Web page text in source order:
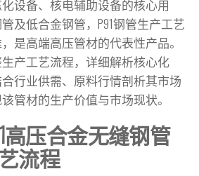
设备、核电辅助设备的核心用
及低合金钢管，P91钢管生产工艺
是高端高压管材的代表性产品。
产工艺流程，详细解析核心化
行业供需、原料行情剖析其市场
管材的生产价值与市场现状。
高压合金无缝钢管
流程